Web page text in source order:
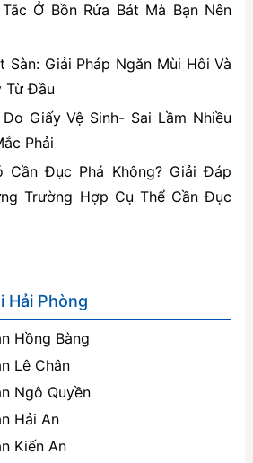
Ở Bồn Rửa Bát Mà Bạn Nên
Sàn: Giải Pháp Ngăn Mùi Hôi Và
Từ Đầu
Giấy Vệ Sinh- Sai Lầm Nhiều
Phải
Cần Đục Phá Không? Giải Đáp
Trường Hợp Cụ Thể Cần Đục
Hải Phòng
Hồng Bàng
Lê Chân
Ngô Quyền
Hải An
Kiến An